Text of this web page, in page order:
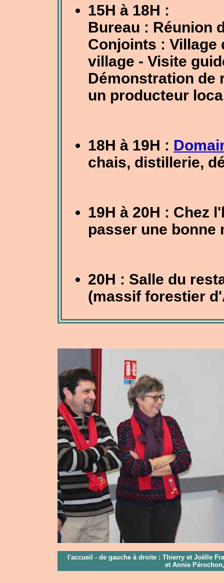
15H à 18H :
Bureau : Réunion
Conjoints : Village
village - Visite
Démonstration de
un producteur
18H à 19H :
chais, distillerie,
19H à 20H : Chez
passer une bonne
20H : Salle du
(massif forestier
l'accueil - de gauche à droite : Thierry et Joëlle
et Annie